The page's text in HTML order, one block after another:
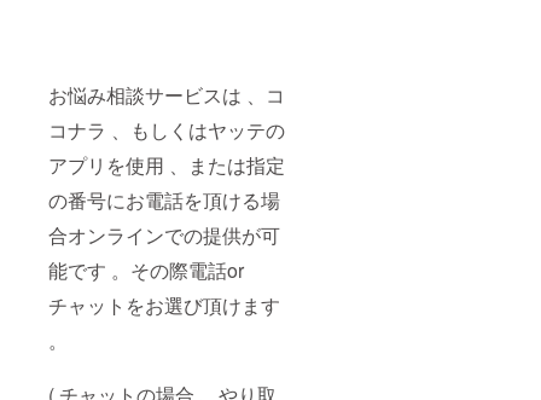
お悩み相談サービスは 、コ
コナラ 、もしくはヤッテの
アプリを使用 、または指定
の番号にお電話を頂ける場
合オンラインでの提供が可
能です 。その際電話or
チャットをお選び頂けます
。